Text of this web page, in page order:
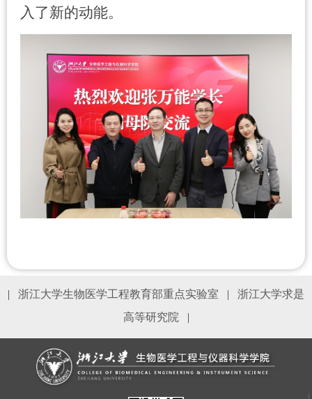
入了新的动能。
| 浙江大学生物医学工程教育部重点实验室 |
浙江大学求是
高等研究院
|